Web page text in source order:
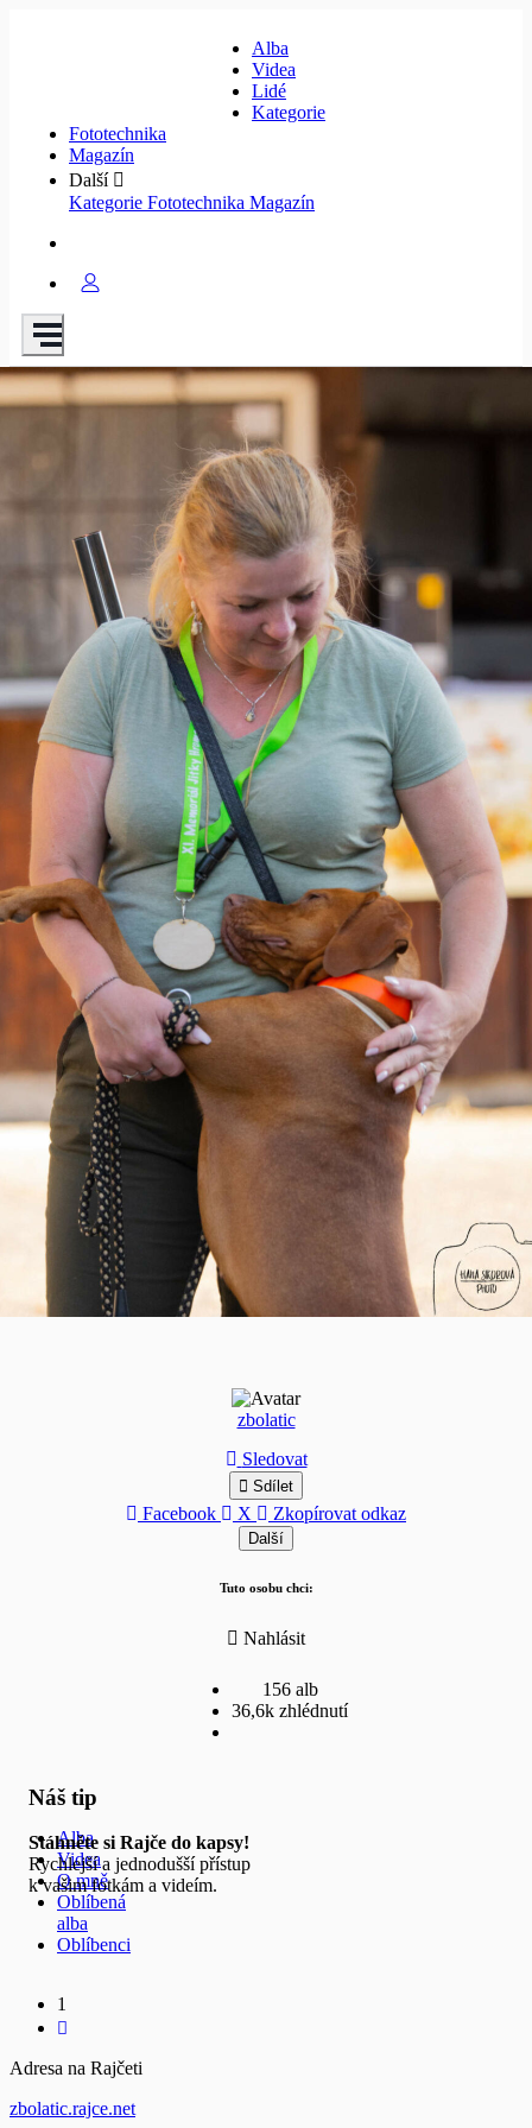
Alba
Videa
Lidé
Kategorie
Fototechnika
Magazín
Další
Kategorie Fototechnika Magazín
zbolatic
Sledovat
Sdílet
Facebook X Zkopírovat odkaz
Další
Tuto osobu chci:
Nahlásit
156 alb
36,6k zhlédnutí
Náš tip
Stáhněte si Rajče do kapsy!
Rychlejší a jednodušší přístup
k vašim fotkám a videím.
Alba
Videa
O mně
Oblíbená
alba
Oblíbenci
1
Adresa na Rajčeti
zbolatic.rajce.net